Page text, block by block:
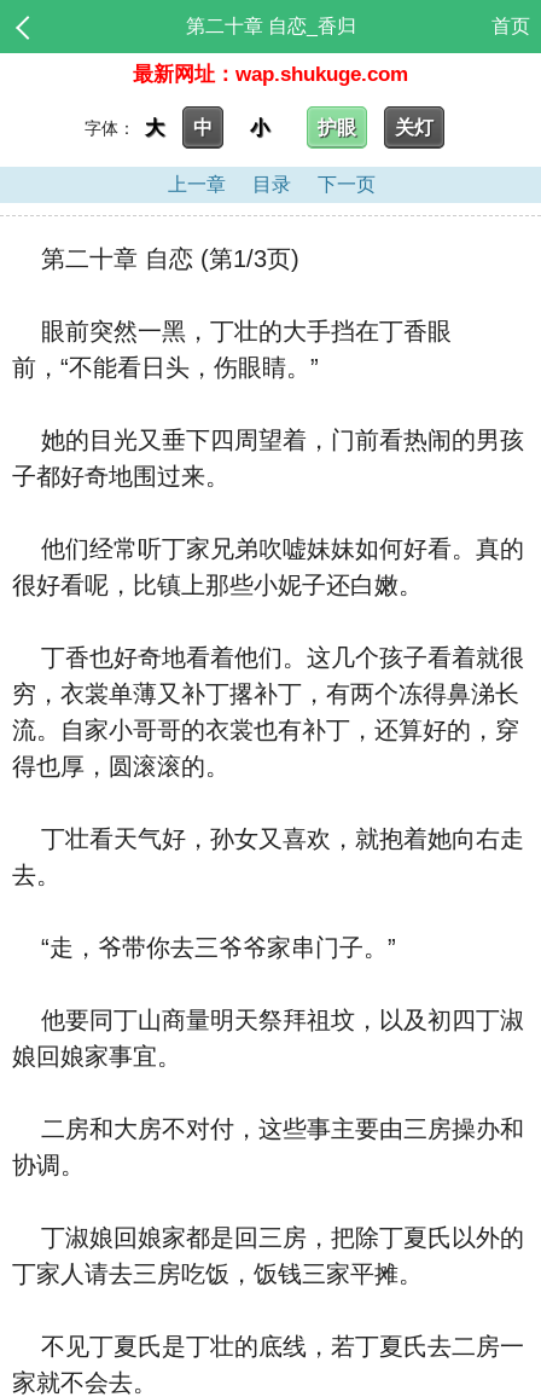
第二十章 自恋_香归 首页
最新网址：wap.shukuge.com
字体： 大 中 小 护眼 关灯
上一章 目录 下一页
第二十章 自恋 (第1/3页)
眼前突然一黑，丁壮的大手挡在丁香眼
前，“不能看日头，伤眼睛。”
她的目光又垂下四周望着，门前看热闹的男孩
子都好奇地围过来。
他们经常听丁家兄弟吹嘘妹妹如何好看。真的
很好看呢，比镇上那些小妮子还白嫩。
丁香也好奇地看着他们。这几个孩子看着就很
穷，衣裳单薄又补丁撂补丁，有两个冻得鼻涕长
流。自家小哥哥的衣裳也有补丁，还算好的，穿
得也厚，圆滚滚的。
丁壮看天气好，孙女又喜欢，就抱着她向右走
去。
“走，爷带你去三爷爷家串门子。”
他要同丁山商量明天祭拜祖坟，以及初四丁淑
娘回娘家事宜。
二房和大房不对付，这些事主要由三房操办和
协调。
丁淑娘回娘家都是回三房，把除丁夏氏以外的
丁家人请去三房吃饭，饭钱三家平摊。
不见丁夏氏是丁壮的底线，若丁夏氏去二房一
家就不会去。